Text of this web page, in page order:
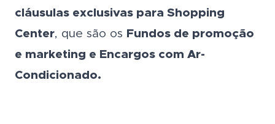
cláusulas exclusivas para Shopping
Center, que são os Fundos de promoção
e marketing e Encargos com Ar-
Condicionado.